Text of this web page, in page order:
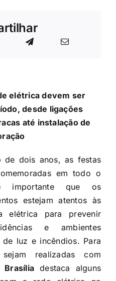
elétrica devem ser
desde ligações
até instalação de
de dois anos, as festas
em todo o
que os
estejam atentos às
elétrica para prevenir
e ambientes
luz e incêndios. Para
realizadas com
Brasília destaca alguns